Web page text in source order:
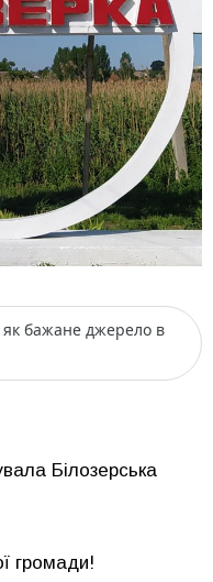
як бажане джерело в
Білозерська
громади!